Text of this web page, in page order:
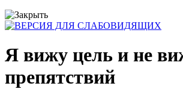
Я вижу цель и не
препятствий